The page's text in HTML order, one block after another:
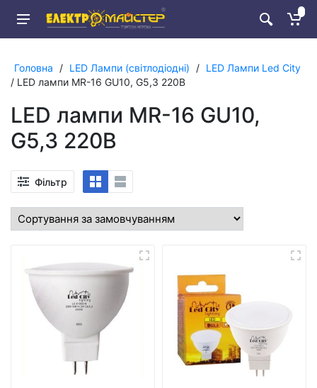
Головна / LED Лампи (світлодіодні) / LED Лампи Led City
/ LED лампи MR-16 GU10, G5,3 220В
LED лампи MR-16 GU10,
G5,3 220В
Фільтр